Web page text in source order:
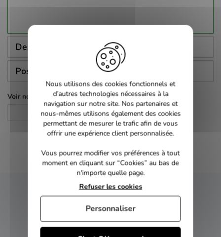
Description
Poser une question
Voir nos autres pages :
Policier
NEWSLETTER
Inscrivez-vous et recevez nos bons plans
Nous utilisons des cookies fonctionnels et
d’autres technologies nécessaires à la
navigation sur notre site. Nos partenaires et
nous-mêmes utilisons également des cookies
permettant de mesurer le trafic afin de vous
offrir une expérience client personnalisée.
Vous pourrez modifier vos préférences à tout
moment en cliquant sur “Cookies” au bas de
n'importe quelle page.
Refuser les cookies
Personnaliser